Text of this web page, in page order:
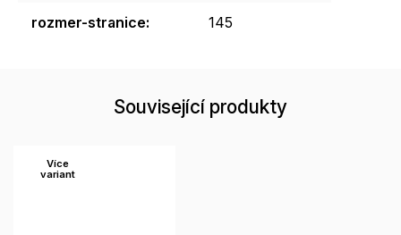
rozmer-stranice: 145
Související produkty
Více
variant